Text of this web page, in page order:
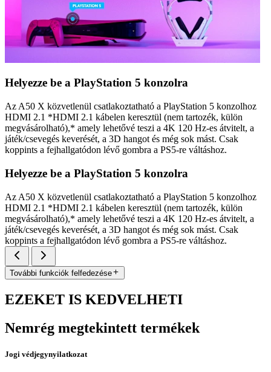
Helyezze be a PlayStation 5 konzolra
Az A50 X közvetlenül csatlakoztatható a PlayStation 5 konzolhoz
HDMI 2.1 *HDMI 2.1 kábelen keresztül (nem tartozék, külön
megvásárolható),* amely lehetővé teszi a 4K 120 Hz-es átvitelt, a
játék/csevegés keverését, a 3D hangot és még sok mást. Csak
koppints a fejhallgatódon lévő gombra a PS5-re váltáshoz.
Helyezze be a PlayStation 5 konzolra
Az A50 X közvetlenül csatlakoztatható a PlayStation 5 konzolhoz
HDMI 2.1 *HDMI 2.1 kábelen keresztül (nem tartozék, külön
megvásárolható),* amely lehetővé teszi a 4K 120 Hz-es átvitelt, a
játék/csevegés keverését, a 3D hangot és még sok mást. Csak
koppints a fejhallgatódon lévő gombra a PS5-re váltáshoz.
További funkciók felfedezése
EZEKET IS KEDVELHETI
Nemrég megtekintett termékek
Jogi védjegynyilatkozat